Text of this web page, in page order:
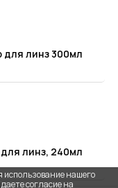
для линз 300мл
линз, 240мл
нашего
согласие на